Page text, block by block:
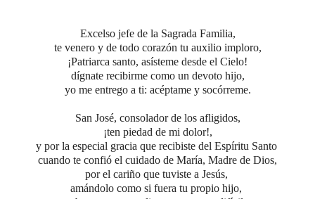
Excelso jefe de la Sagrada Familia,
te venero y de todo corazón tu auxilio imploro,
¡Patriarca santo, asísteme desde el Cielo!
dígnate recibirme como un devoto hijo,
yo me entrego a ti: acéptame y socórreme.
San José, consolador de los afligidos,
¡ten piedad de mi dolor!,
y por la especial gracia que recibiste del Espíritu Santo
cuando te confió el cuidado de María, Madre de Dios,
por el cariño que tuviste a Jesús,
amándolo como si fuera tu propio hijo,